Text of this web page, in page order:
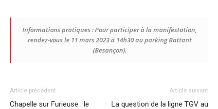
Informations pratiques : Pour participer à la manifestation,
rendez-vous le 11 mars 2023 à 14h30 au parking Battant
(Besançon).
Article précédent
Chapelle sur Furieuse : le
Article suivant
La question de la ligne TGV au